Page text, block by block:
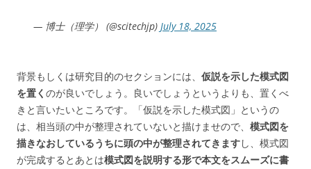
— 博士（理学） (@scitechjp) July 18, 2025
背景もしくは研究目的のセクションには、 仮説を示した模式図
を置く のが良いでしょう。良いでしょうというよりも、置くべ
きと言いたいところです。「仮説を示した模式図」というの
は、相当頭の中が整理されていないと描けませので、 模式図を
描きなおしているうちに頭の中が整理されてきますし、模式図
が完成するとあとは模式図を説明する形で本文をスムーズに書